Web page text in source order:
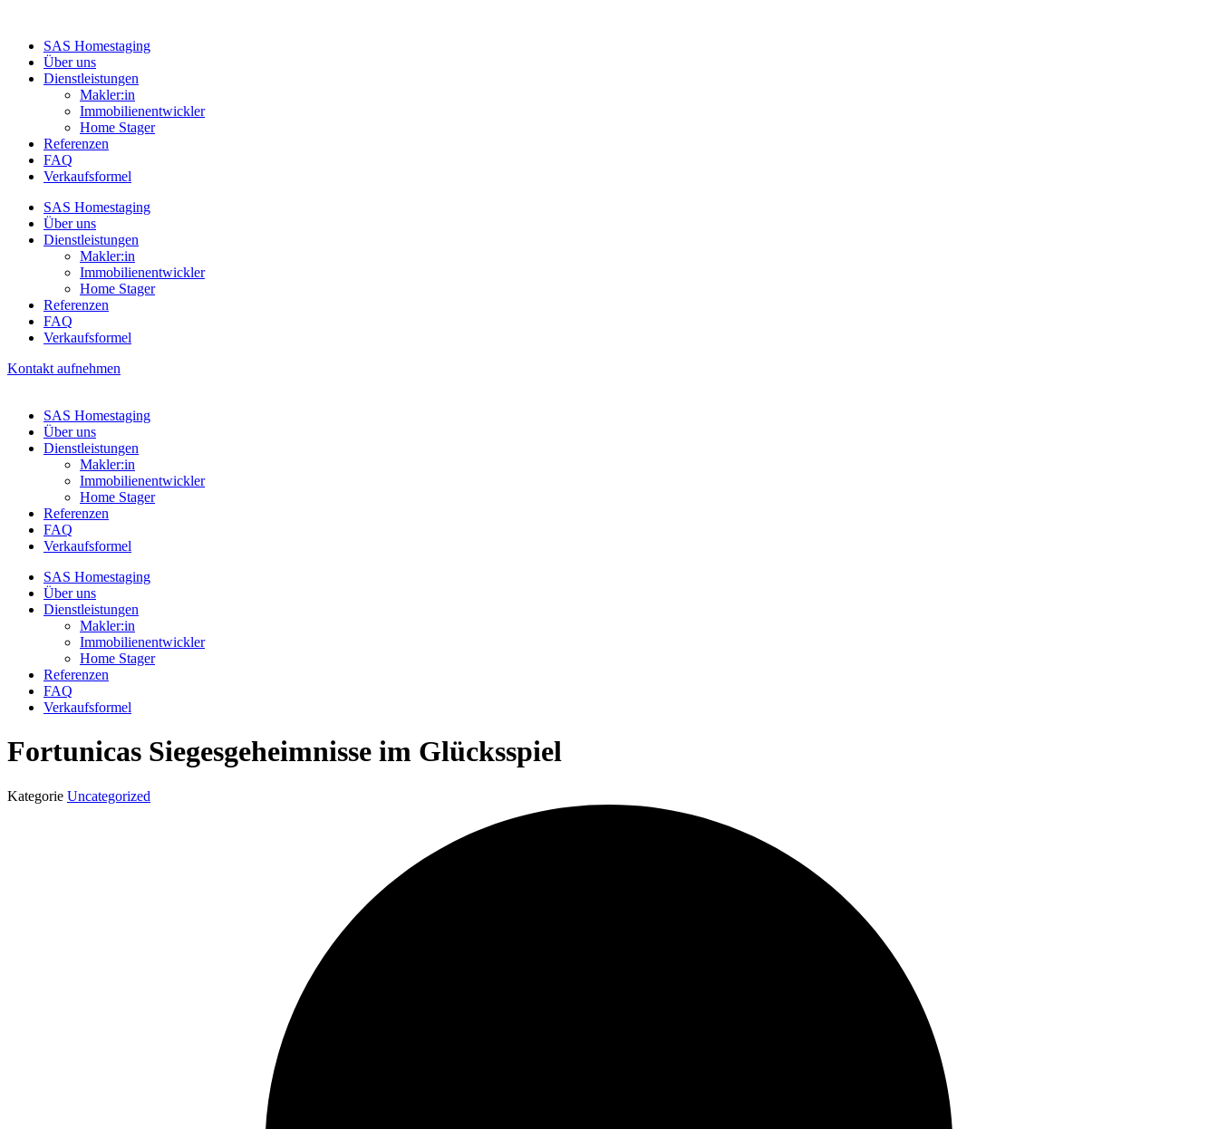
SAS Homestaging
Über uns
Dienstleistungen
Makler:in
Immobilienentwickler
Home Stager
Referenzen
FAQ
Verkaufsformel
SAS Homestaging
Über uns
Dienstleistungen
Makler:in
Immobilienentwickler
Home Stager
Referenzen
FAQ
Verkaufsformel
Kontakt aufnehmen
SAS Homestaging
Über uns
Dienstleistungen
Makler:in
Immobilienentwickler
Home Stager
Referenzen
FAQ
Verkaufsformel
SAS Homestaging
Über uns
Dienstleistungen
Makler:in
Immobilienentwickler
Home Stager
Referenzen
FAQ
Verkaufsformel
Fortunicas Siegesgeheimnisse im Glücksspiel
Kategorie Uncategorized